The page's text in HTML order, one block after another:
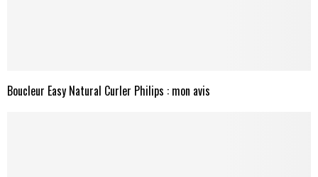
Boucleur Easy Natural Curler Philips : mon avis